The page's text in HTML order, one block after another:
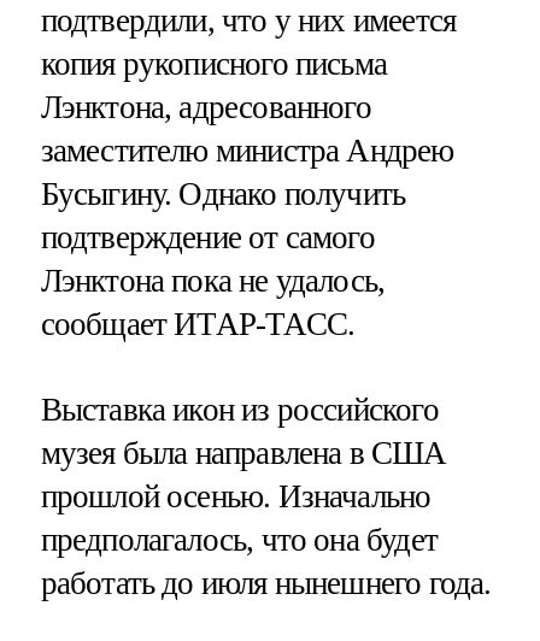
подтвердили, что у них имеется
копия рукописного письма
Лэнктона, адресованного
заместителю министра Андрею
Бусыгину. Однако получить
подтверждение от самого
Лэнктона пока не удалось,
сообщает ИТАР-ТАСС.
Выставка икон из российского
музея была направлена в США
прошлой осенью. Изначально
предполагалось, что она будет
работать до июля нынешнего года.